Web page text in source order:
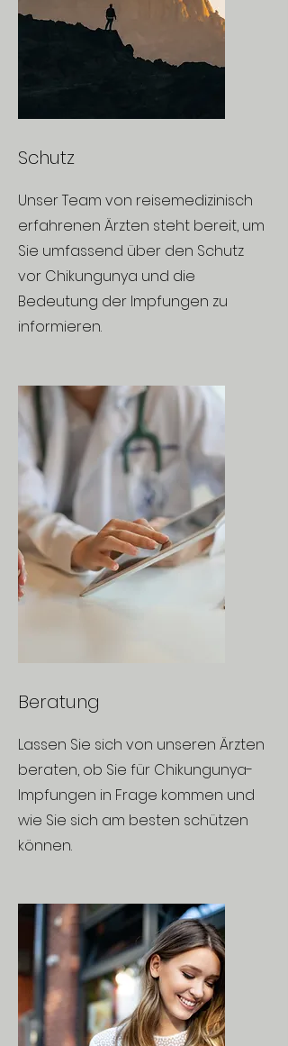
Schutz
Unser Team von reisemedizinisch
erfahrenen Ärzten steht bereit, um
Sie umfassend über den Schutz
vor Chikungunya und die
Bedeutung der Impfungen zu
informieren.
Beratung
Lassen Sie sich von unseren Ärzten
beraten, ob Sie für Chikungunya-
Impfungen in Frage kommen und
wie Sie sich am besten schützen
können.